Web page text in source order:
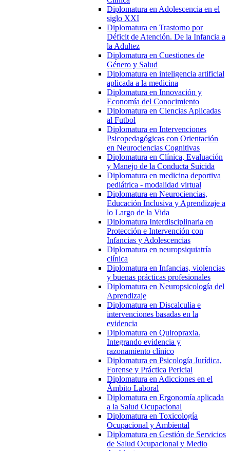
Diplomatura en Adolescencia en el
siglo XXI
Diplomatura en Trastorno por
Déficit de Atención. De la Infancia a
la Adultez
Diplomatura en Cuestiones de
Género y Salud
Diplomatura en inteligencia artificial
aplicada a la medicina
Diplomatura en Innovación y
Economía del Conocimiento
Diplomatura en Ciencias Aplicadas
al Futbol
Diplomatura en Intervenciones
Psicopedagógicas con Orientación
en Neurociencias Cognitivas
Diplomatura en Clínica, Evaluación
y Manejo de la Conducta Suicida
Diplomatura en medicina deportiva
pediátrica - modalidad virtual
Diplomatura en Neurociencias,
Educación Inclusiva y Aprendizaje a
lo Largo de la Vida
Diplomatura Interdisciplinaria en
Protección e Intervención con
Infancias y Adolescencias
Diplomatura en neuropsiquiatría
clínica
Diplomatura en Infancias, violencias
y buenas prácticas profesionales
Diplomatura en Neuropsicología del
Aprendizaje
Diplomatura en Discalculia e
intervenciones basadas en la
evidencia
Diplomatura en Quiropraxia.
Integrando evidencia y
razonamiento clínico
Diplomatura en Psicología Jurídica,
Forense y Práctica Pericial
Diplomatura en Adicciones en el
Ámbito Laboral
Diplomatura en Ergonomía aplicada
a la Salud Ocupacional
Diplomatura en Toxicología
Ocupacional y Ambiental
Diplomatura en Gestión de Servicios
de Salud Ocupacional y Medio